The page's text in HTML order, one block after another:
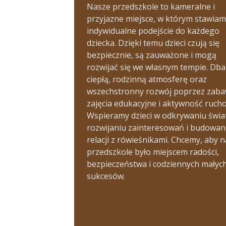
Nasze przedszkole to kameralne i
przyjazne miejsce, w którym
indywidualne podejście do każdego
dziecka. Dzięki temu dzieci czują się
bezpiecznie, są zauważone i mogą
rozwijać się we własnym tempie.
ciepłą, rodzinną atmosferę oraz
wszechstronny rozwój poprzez
zajęcia edukacyjne i aktywność
Wspieramy dzieci w odkrywaniu
rozwijaniu zainteresowań i
relacji z rówieśnikami. Chcemy, aby
przedszkole było miejscem radości,
bezpieczeństwa i codziennych
sukcesów.